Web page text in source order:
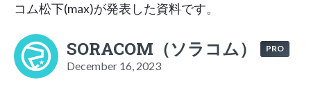
コム松下(max)が発表した資料です。
SORACOM（ソラコム） PRO
December 16, 2023